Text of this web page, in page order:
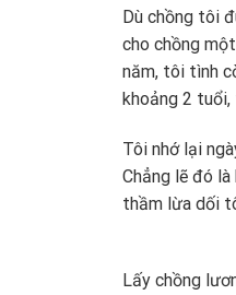
Dù chồng tôi
cho chồng
năm, tôi tình
khoảng 2
Tôi nhớ lại
Chẳng lẽ đó
thầm lừa dối
Lấy chồng